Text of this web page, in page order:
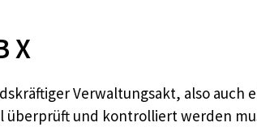
X
Verwaltungsakt, also
überprüft und kontrolliert werden